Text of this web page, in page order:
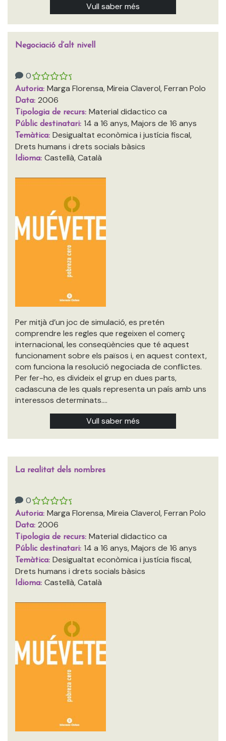
Vull saber més
Negociació d’alt nivell
0
Autoria: Marga Florensa, Mireia Claverol, Ferran Polo
Data: 2006
Tipologia de recurs: Material didactico ca
Públic destinatari: 14 a 16 anys, Majors de 16 anys
Temàtica: Desigualtat econòmica i justícia fiscal,
Drets humans i drets socials bàsics
Idioma: Castellà, Català
Per mitjà d’un joc de simulació, es pretén
comprendre les regles que regeixen el comerç
internacional, les conseqüències que té aquest
funcionament sobre els països i, en aquest context,
com funciona la resolució negociada de conflictes.
Per fer-ho, es divideix el grup en dues parts,
cadascuna de les quals representa un país amb uns
interessos determinats.…
Vull saber més
La realitat dels nombres
0
Autoria: Marga Florensa, Mireia Claverol, Ferran Polo
Data: 2006
Tipologia de recurs: Material didactico ca
Públic destinatari: 14 a 16 anys, Majors de 16 anys
Temàtica: Desigualtat econòmica i justícia fiscal,
Drets humans i drets socials bàsics
Idioma: Castellà, Català